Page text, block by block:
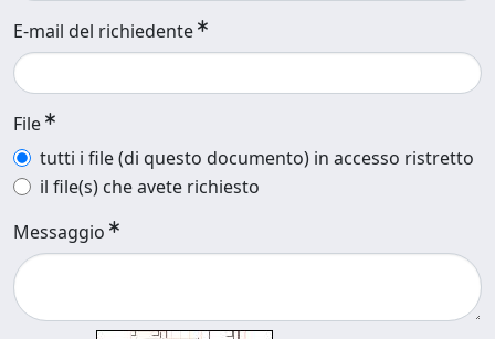
E-mail del richiedente
File
tutti i file (di questo documento) in accesso ristretto
il file(s) che avete richiesto
Messaggio